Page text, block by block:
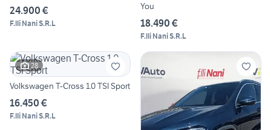
24.900 €
F.lli Nani S.R.L
You
18.490 €
F.lli Nani S.R.L
28
Volkswagen T-Cross 1.0 TSI Sport
16.450 €
F.lli Nani S.R.L